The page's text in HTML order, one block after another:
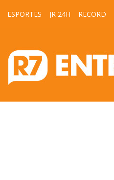
ESPORTES JR 24H RECORD